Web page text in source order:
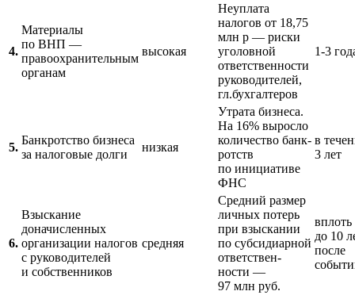
4.
Материалы
по ВНП —
правоохранительным
органам
высокая
Неуплата
налогов от 18,75
млн р — риски
уголов­ной
ответствен­ности
руководителей,
гл.бухгалтеров
1-3
5.
Банкротство бизнеса
за налоговые долги
низкая
Утрата бизнеса.
На 16% выросло
количество банк­
ротств
по инициативе
ФНС
в
3 лет
6.
Взыскание
доначисленных
организации налогов
с руководителей
и собственников
средняя
Средний размер
личных потерь
при взыскании
по субсидиарной
ответ­ствен­
ности —
97 млн руб.
вплоть
до 10
после